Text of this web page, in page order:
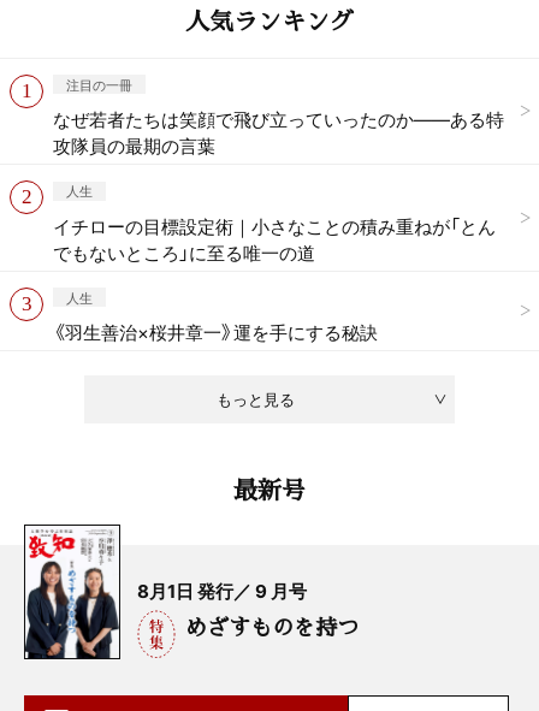
人気ランキング
もっと見る
注目の一冊
なぜ若者たちは笑顔で飛び立っていったのか——ある特
攻隊員の最期の言葉
人生
イチローの目標設定術｜小さなことの積み重ねが「とん
でもないところ」に至る唯一の道
人生
《羽生善治×桜井章一》運を手にする秘訣
最新号
8月1日 発行／ 9 月号
めざすものを持つ